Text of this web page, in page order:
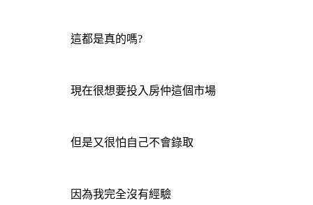
這都是真的嗎?
現在很想要投入房仲這個市場
但是又很怕自己不會錄取
因為我完全沒有經驗